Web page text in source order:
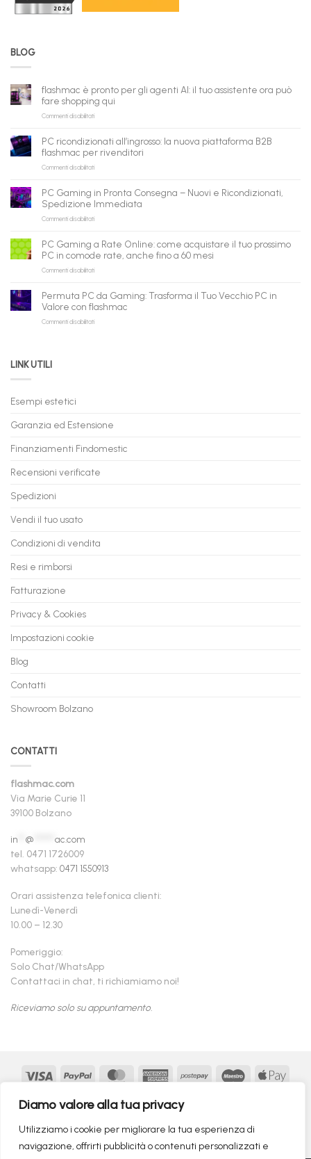
Diamo valore alla tua privacy
Utilizziamo i cookie per migliorare la tua esperienza di
navigazione, offrirti pubblicità o contenuti personalizzati e
BLOG
flashmac è pronto per gli agenti AI: il tuo assistente ora può
fare shopping qui
Commenti disabilitatisu
pronto
per
gli
AI:
il
tuo
assistente
può
fare
qui
PC ricondizionati all’ingrosso: la nuova piattaforma B2B
flashmac per rivenditori
Commenti disabilitatisu
ricondizionati
all’ingrosso:
la
nuova
B2B
flashmac
per
rivenditori
PC Gaming in Pronta Consegna – Nuovi e Ricondizionati,
Spedizione Immediata
Commenti disabilitatisu
Gaming
in
Pronta
Consegna
Nuovi
Ricondizionati,
Spedizione
PC Gaming a Rate Online: come acquistare il tuo prossimo
PC in comode rate, anche fino a 60 mesi
Commenti disabilitatisu
Gaming
Rate
Online:
anche
a
Permuta PC da Gaming: Trasforma il Tuo Vecchio PC in
Valore con flashmac
Commenti disabilitatisu
in
con
LINK UTILI
Esempi estetici
Garanzia ed Estensione
Finanziamenti Findomestic
Recensioni verificate
Spedizioni
Vendi il tuo usato
Condizioni di vendita
Resi e rimborsi
Fatturazione
Privacy & Cookies
Impostazioni cookie
Blog
Contatti
Showroom Bolzano
CONTATTI
flashmac.com
Via Marie Curie 11
39100 Bolzano
in @
ac.com
tel. 0471 1726009
whatsapp: 0471 1550913
Orari assistenza telefonica clienti:
Lunedì-Venerdì
10.00 – 12.30
Pomeriggio:
Solo Chat/WhatsApp
Contattaci in chat, ti richiamiamo noi!
Riceviamo solo su appuntamento.
Visa PayPal MasterCardAmericanPostepay Maestro
Google
MasterCardKlarna
Copyright 2026 © flashmac® - MONOFASE SRL - P.IVA:
02982260214 | produced by
monofase